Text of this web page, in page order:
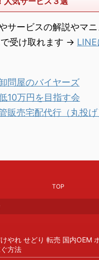
サービスの解説やマニ
受け取れます →
問屋のバイヤーズ
10万円を目指す会
販売宅配代行（丸投げ
TOP
やれ せどり 転売 国内OEM
方法